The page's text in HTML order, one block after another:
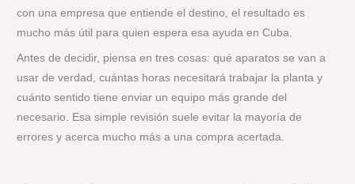
con una empresa que entiende el destino, el resultado es
mucho más útil para quien espera esa ayuda en Cuba.
Antes de decidir, piensa en tres cosas: qué aparatos se van a
usar de verdad, cuántas horas necesitará trabajar la planta y
cuánto sentido tiene enviar un equipo más grande del
necesario. Esa simple revisión suele evitar la mayoría de
errores y acerca mucho más a una compra acertada.